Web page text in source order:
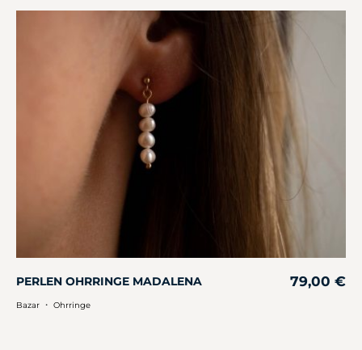
PERLEN OHRRINGE MADALENA 79,00 €
Bazar ・ Ohrringe